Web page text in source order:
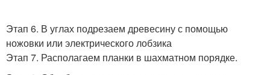
Этап 6. В углах подрезаем древесину с помощью
ножовки или электрического лобзика
Этап 7. Располагаем планки в шахматном порядке.